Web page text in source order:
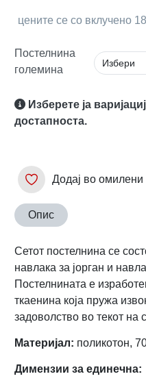
цените се со вклучено
Постелнина
големина
Изберете ја
достапноста.
Додај во омилени
Опис
Сетот постелнина се
навлака за јорган и
Постелнината е
ткаенина која пружа
задоволство во текот на
Материјал: поликотон,
Димензии за единечна: